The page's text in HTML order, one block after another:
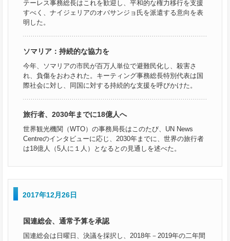
テーレス事務総長はこれを歓迎し、平和的な権力移行を支援
すべく、ナイジェリアのオバサンジョ氏を派遣する意向を表
明した。
ソマリア：持続的な協力を
今年、ソマリアの市民が百万人単位で避難民化し、殺害さ
れ、負傷をおわされた。キーティング事務総長特別代表は国
際社会に対し、同国に対する持続的な支援を呼びかけた。
旅行者、2030年までに18億人へ
世界観光機関（WTO）の事務局長はこのたび、UN News
Centreのインタビューに応じ、2030年までに、世界の旅行者
は18億人（5人に１人）となるとの見通しを述べた。
2017年12月26日
国連総会、通常予算を承認
国連総会は日曜日、決議を採択し、2018年－2019年の二年間